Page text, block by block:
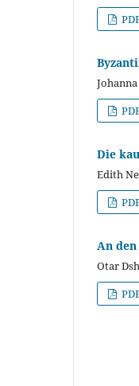
Die
Edith
An
Otar